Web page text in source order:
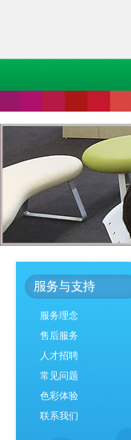
服务理念
售后服务
人才招聘
常见问题
色彩体验
联系我们